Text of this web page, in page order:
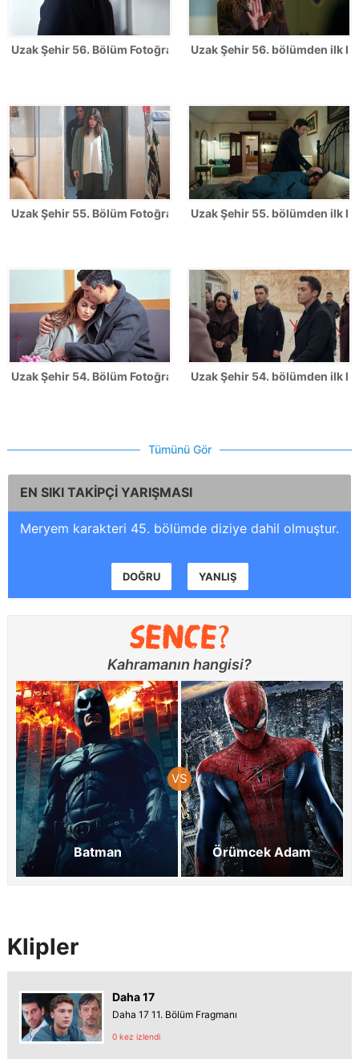
Uzak Şehir 56. Bölüm FotoğraflarıUzak Şehir 56. bölümden ilk
Uzak Şehir 55. Bölüm FotoğraflarıUzak Şehir 55. bölümden ilk
Uzak Şehir 54. Bölüm FotoğraflarıUzak Şehir 54. bölümden ilk
Tümünü Gör
EN SIKI TAKİPÇİ YARIŞMASI
Meryem karakteri 45. bölümde diziye dahil olmuştur.
DOĞRU YANLIŞ
Kahramanın hangisi?
Batman Örümcek Adam
Klipler
Daha 17
Daha 17 11. Bölüm Fragmanı
0 kez izlendi